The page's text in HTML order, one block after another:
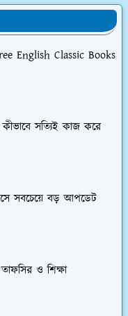
English Classic Books
সত্যিই কাজ করে
সবচেয়ে বড় আপডেট
ও শিক্ষা